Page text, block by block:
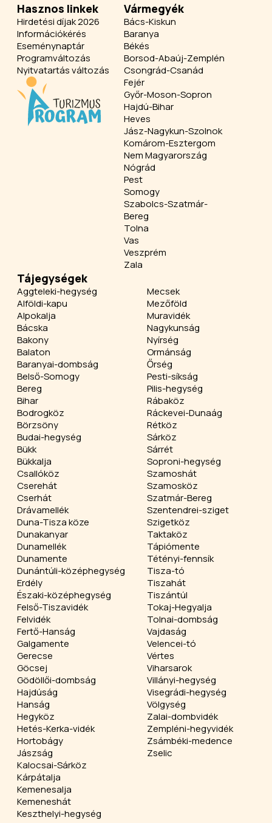
Hasznos linkek
Hirdetési díjak 2026
Információkérés
Eseménynaptár
Programváltozás
Nyitvatartás változás
Vármegyék
Bács-Kiskun
Baranya
Békés
Borsod-Abaúj-Zemplén
Csongrád-Csanád
Fejér
Győr-Moson-Sopron
Hajdú-Bihar
Heves
Jász-Nagykun-Szolnok
Komárom-Esztergom
Nem Magyarország
Nógrád
Pest
Somogy
Szabolcs-Szatmár-
Bereg
Tolna
Vas
Veszprém
Zala
Tájegységek
Aggteleki-hegység
Alföldi-kapu
Alpokalja
Bácska
Bakony
Balaton
Baranyai-dombság
Belső-Somogy
Bereg
Bihar
Bodrogköz
Börzsöny
Budai-hegység
Bükk
Bükkalja
Csallóköz
Cserehát
Cserhát
Drávamellék
Duna-Tisza köze
Dunakanyar
Dunamellék
Dunamente
Dunántúli-középhegység
Erdély
Északi-középhegység
Felső-Tiszavidék
Felvidék
Fertő-Hanság
Galgamente
Gerecse
Göcsej
Gödöllői-dombság
Hajdúság
Hanság
Hegyköz
Hetés-Kerka-vidék
Hortobágy
Jászság
Kalocsai-Sárköz
Kárpátalja
Kemenesalja
Kemeneshát
Keszthelyi-hegység
Mecsek
Mezőföld
Muravidék
Nagykunság
Nyírség
Ormánság
Őrség
Pesti-síkság
Pilis-hegység
Rábaköz
Ráckevei-Dunaág
Rétköz
Sárköz
Sárrét
Soproni-hegység
Szamoshát
Szamosköz
Szatmár-Bereg
Szentendrei-sziget
Szigetköz
Taktaköz
Tápiómente
Tétényi-fennsík
Tisza-tó
Tiszahát
Tiszántúl
Tokaj-Hegyalja
Tolnai-dombság
Vajdaság
Velencei-tó
Vértes
Viharsarok
Villányi-hegység
Visegrádi-hegység
Völgység
Zalai-dombvidék
Zempléni-hegyvidék
Zsámbéki-medence
Zselic